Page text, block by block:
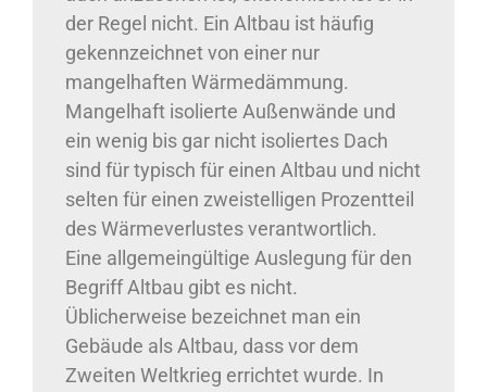
der Regel nicht. Ein Altbau ist häufig
gekennzeichnet von einer nur
mangelhaften Wärmedämmung.
Mangelhaft isolierte Außenwände und
ein wenig bis gar nicht isoliertes Dach
sind für typisch für einen Altbau und nicht
selten für einen zweistelligen Prozentteil
des Wärmeverlustes verantwortlich.
Eine allgemeingültige Auslegung für den
Begriff Altbau gibt es nicht.
Üblicherweise bezeichnet man ein
Gebäude als Altbau, dass vor dem
Zweiten Weltkrieg errichtet wurde. In